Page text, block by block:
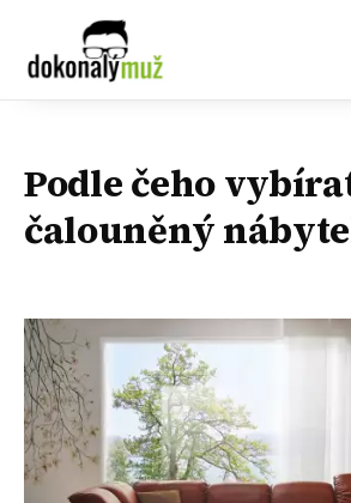
Podle čeho
čalouněný